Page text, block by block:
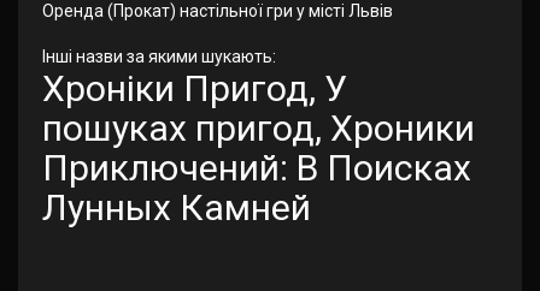
Оренда (Прокат) настільної гри у місті Львів
Інші назви за якими шукають:
Хроніки Пригод, У
пошуках пригод, Хроники
Приключений: В Поисках
Лунных Камней